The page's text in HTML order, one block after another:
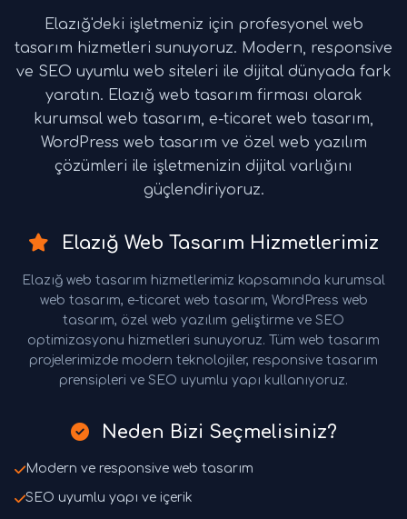
Elazığ'deki işletmeniz için profesyonel web
tasarım hizmetleri sunuyoruz. Modern, responsive
ve SEO uyumlu web siteleri ile dijital dünyada fark
yaratın. Elazığ web tasarım firması olarak
kurumsal web tasarım, e-ticaret web tasarım,
WordPress web tasarım ve özel web yazılım
çözümleri ile işletmenizin dijital varlığını
güçlendiriyoruz.
Elazığ Web Tasarım Hizmetlerimiz
Elazığ web tasarım hizmetlerimiz kapsamında kurumsal
web tasarım, e-ticaret web tasarım, WordPress web
tasarım, özel web yazılım geliştirme ve SEO
optimizasyonu hizmetleri sunuyoruz. Tüm web tasarım
projelerimizde modern teknolojiler, responsive tasarım
prensipleri ve SEO uyumlu yapı kullanıyoruz.
Neden Bizi Seçmelisiniz?
Modern ve responsive web tasarım
SEO uyumlu yapı ve içerik